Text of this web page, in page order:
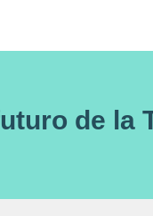
de la